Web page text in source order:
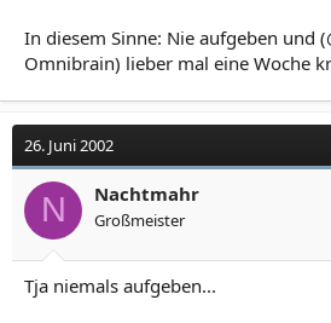
In diesem Sinne: Nie aufgeben und
Omnibrain) lieber mal eine Woche
26. Juni 2002
N Nachtmahr
Großmeister
Tja niemals aufgeben...